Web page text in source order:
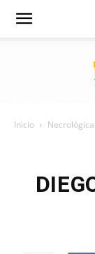
Diario
Inicio